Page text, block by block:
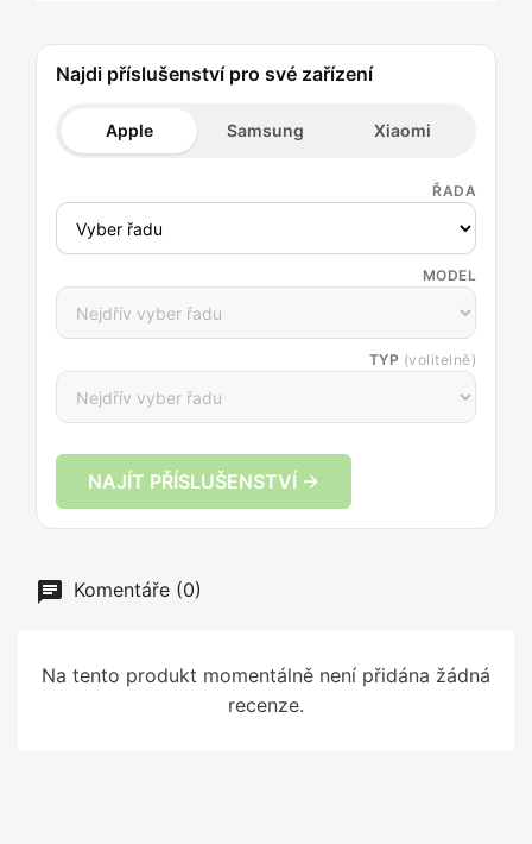
Najdi příslušenství pro své zařízení
Apple Samsung Xiaomi
ŘADA
MODEL
TYP (volitelně)
NAJÍT PŘÍSLUŠENSTVÍ →
Komentáře (0)
Na tento produkt momentálně není přidána žádná
recenze.